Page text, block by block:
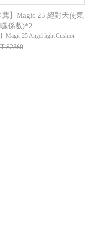
薦】Magic 25 絕對天使氣
係數)*2
Magic 25 Angel light Cushion